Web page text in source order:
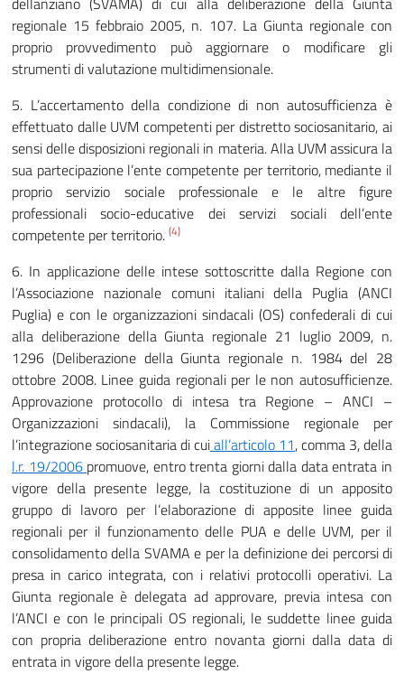
regionale 15 febbraio 2005, n. 107. La Giunta regionale con
proprio provvedimento può aggiornare o modificare gli
strumenti di valutazione multidimensionale.
5. L’accertamento della condizione di non autosufficienza è
effettuato dalle UVM competenti per distretto sociosanitario, ai
sensi delle disposizioni regionali in materia. Alla UVM assicura la
sua partecipazione l’ente competente per territorio, mediante il
proprio servizio sociale professionale e le altre figure
professionali socio-educative dei servizi sociali dell’ente
competente per territorio. (4)
6. In applicazione delle intese sottoscritte dalla Regione con
l’Associazione nazionale comuni italiani della Puglia (ANCI
Puglia) e con le organizzazioni sindacali (OS) confederali di cui
alla deliberazione della Giunta regionale 21 luglio 2009, n.
1296 (Deliberazione della Giunta regionale n. 1984 del 28
ottobre 2008. Linee guida regionali per le non autosufficienze.
Approvazione protocollo di intesa tra Regione – ANCI –
Organizzazioni sindacali), la Commissione regionale per
l’integrazione sociosanitaria di cuiall’articolo 11, comma 3, della
l.r. 19/2006 promuove, entro trenta giorni dalla data entrata in
vigore della presente legge, la costituzione di un apposito
gruppo di lavoro per l’elaborazione di apposite linee guida
regionali per il funzionamento delle PUA e delle UVM, per il
consolidamento della SVAMA e per la definizione dei percorsi di
presa in carico integrata, con i relativi protocolli operativi. La
Giunta regionale è delegata ad approvare, previa intesa con
l’ANCI e con le principali OS regionali, le suddette linee guida
con propria deliberazione entro novanta giorni dalla data di
entrata in vigore della presente legge.